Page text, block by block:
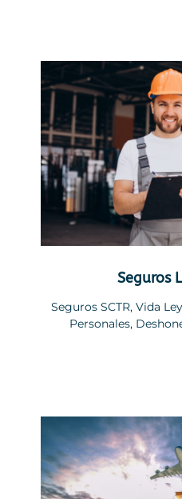
Seguros
Seguros SCTR, Vida
Personales,